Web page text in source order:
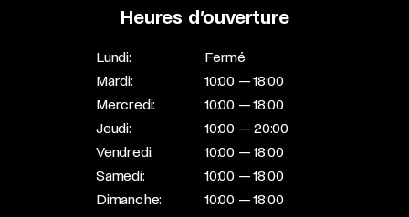
Heures d’ouverture
Lundi:
Fermé
Mardi:
10:00 — 18:00
Mercredi:
10:00 — 18:00
Jeudi:
10:00 — 20:00
Vendredi:
10:00 — 18:00
Samedi:
10:00 — 18:00
Dimanche:
10:00 — 18:00